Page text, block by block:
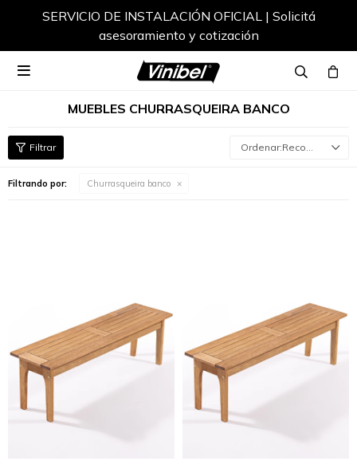
SERVICIO DE INSTALACIÓN OFICIAL | Solicitá
asesoramiento y cotización

MUEBLES CHURRASQUEIRA BANCO
Recomendados
Filtrando por: Churrasqueira banco